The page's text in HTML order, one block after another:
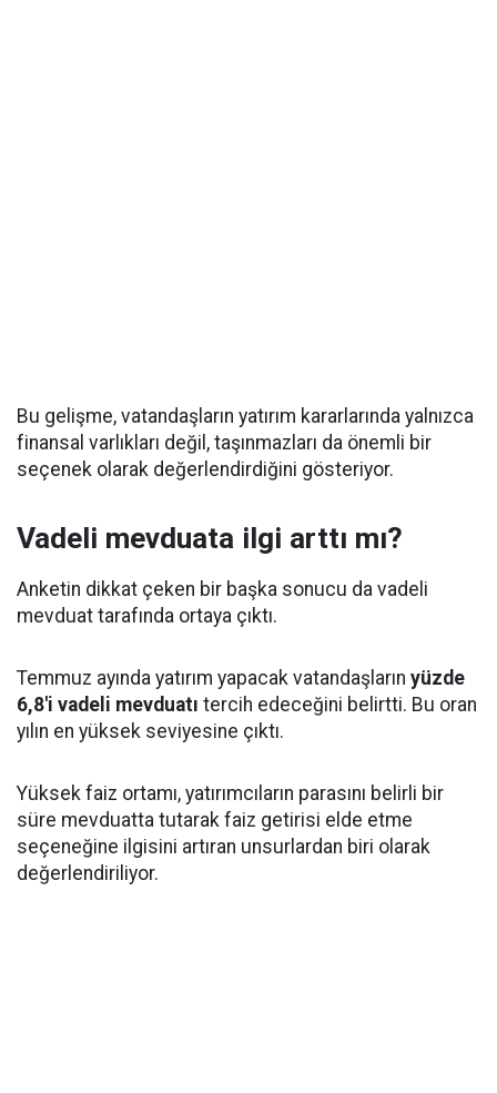
Bu gelişme, vatandaşların yatırım kararlarında yalnızca
finansal varlıkları değil, taşınmazları da önemli bir
seçenek olarak değerlendirdiğini gösteriyor.
Vadeli mevduata ilgi arttı mı?
Anketin dikkat çeken bir başka sonucu da vadeli
mevduat tarafında ortaya çıktı.
Temmuz ayında yatırım yapacak vatandaşların yüzde
6,8'i vadeli mevduatı tercih edeceğini belirtti. Bu oran
yılın en yüksek seviyesine çıktı.
Yüksek faiz ortamı, yatırımcıların parasını belirli bir
süre mevduatta tutarak faiz getirisi elde etme
seçeneğine ilgisini artıran unsurlardan biri olarak
değerlendiriliyor.